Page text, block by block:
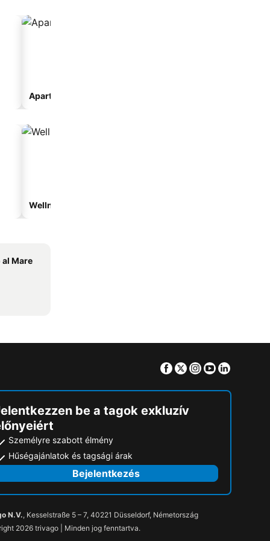
Apartmanhotel
Wellnesshotelek
al Mare
Facebook
TwitterInstagram
Youtube
be a tagok exkluzív
Személyre szabott élmény
Hűségajánlatok és tagsági árak
Bejelentkezés
N.V., Kesselstraße 5 – 7, 40221 Düsseldorf, Németország
2026 trivago | Minden jog fenntartva.